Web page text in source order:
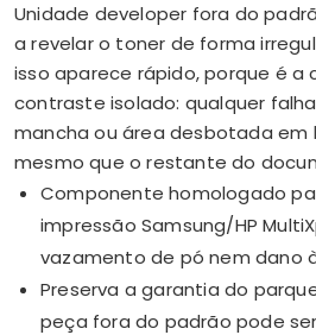
Unidade developer fora do
a revelar o toner de forma
isso aparece rápido, porque é a
contraste isolado: qualquer
mancha ou área desbotada em
mesmo que o restante do
Componente homologado
impressão Samsung/HP
vazamento de pó nem dano
Preserva a garantia do
peça fora do padrão pode